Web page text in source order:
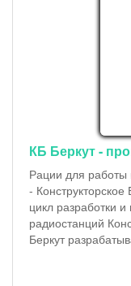
КБ Беркут -
Рации для работы
-
цикл разработки и
радиостанций
Беркут